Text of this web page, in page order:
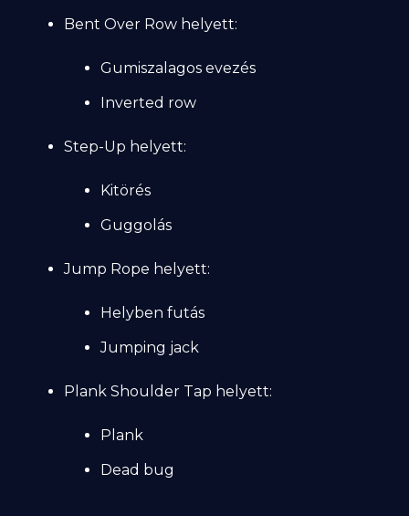
Bent Over Row helyett:
Gumiszalagos evezés
Inverted row
Step-Up helyett:
Kitörés
Guggolás
Jump Rope helyett:
Helyben futás
Jumping jack
Plank Shoulder Tap helyett:
Plank
Dead bug